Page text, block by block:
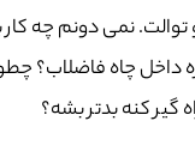
نمی دونم چه
بره داخل چاه فاضلاب؟
گیر کنه بدتر بشه؟